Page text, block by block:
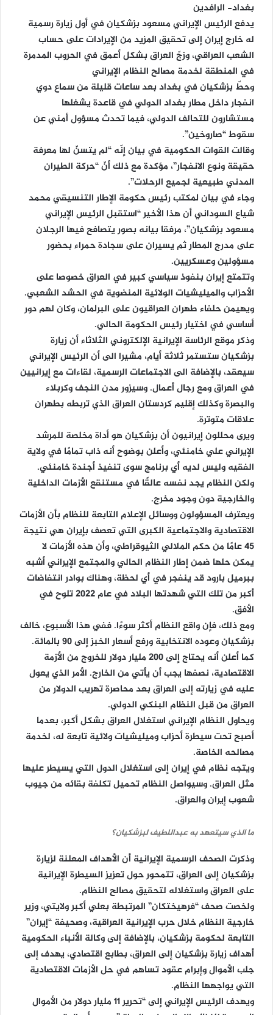
بغداد- الرافدين
يدفع الرئيس الإيراني مسعود بزشكیان في أول زيارة رسمية
له خارج إيران إلى تحقيق المزيد من الإيرادات على حساب
الشعب العراقي، وزجّ العراق بشكل أعمق في الحروب المدمرة
في المنطقة لخدمة مصالح النظام الإيراني
وحطّ بزشكيان في بغداد بعد ساعات قليلة من سماع دوي
انفجار داخل مطار بغداد الدولي في قاعدة يشغلها
مستشارون للتحالف الدولي، فيما تحدث مسؤول أمني عن
سقوط “صاروخين”.
وقالت القوات الحكومية في بيان إنّه “لم يتسنّ لها معرفة
حقيقة ونوع الانفجار”، مؤكدة مع ذلك أنّ “حركة الطيران
المدني طبيعية لجميع الرحلات”.
وجاء في بيان لمكتب رئيس حكومة الإطار التنسيقي محمد
شياع السوداني أن هذا الأخير “استقبل الرئيس الإيراني
مسعود بزشكيان”، مرفقا بيانه بصور يتصافح فيها الرجلان
على مدرج المطار ثم يسيران على سجادة حمراء بحضور
مسؤولين وعسكريين.
وتتمتع إيران بنفوذ سياسي كبير في العراق خصوصا على
الأحزاب والميليشيات الولائية المنضوية في الحشد الشعبي.
ويهيمن حلفاء طهران العراقيون على البرلمان، وكان لهم دور
أساسي في اختيار رئيس الحكومة الحالي.
وذكر موقع الرئاسة الإيرانية الإلكتروني الثلاثاء أن زيارة
بزشكيان ستستمر ثلاثة أيام، مشيرا الى أن الرئيس الإيراني
سيعقد، بالإضافة الى الاجتماعات الرسمية، لقاءات مع إيرانيين
في العراق ومع رجال أعمال. وسيزور مدن النجف وكربلاء
والبصرة وكذلك إقليم كردستان العراق الذي تربطه بطهران
علاقات متوترة.
ويرى محللون إيرانيون أن بزشكیان هو أداة مخلصة للمرشد
الإيراني علي خامنئي، وأعلن بوضوح أنه ذاب تمامًا في ولاية
الفقيه وليس لديه أي برنامج سوى تنفيذ أجندة خامنئي.
ولكن النظام يجد نفسه عالقًا في مستنقع الأزمات الداخلية
والخارجية دون وجود مخرج.
ويعترف المسؤولون ووسائل الإعلام التابعة للنظام بأن الأزمات
الاقتصادية والاجتماعية الكبرى التي تعصف بإيران هي نتيجة
45 عامًا من حكم الملالي الثيوقراطي، وأن هذه الأزمات لا
يمكن حلها ضمن إطار النظام الحالي والمجتمع الإيراني أشبه
ببرميل بارود قد ينفجر في أي لحظة، وهناك بوادر انتفاضات
أكبر من تلك التي شهدتها البلاد في عام 2022 تلوح في
الأفق.
ومع ذلك، فإن واقع النظام أكثر سوءًا. ففي هذا الأسبوع، خالف
بزشكيان وعوده الانتخابية ورفع أسعار الخبز إلى 90 بالمائة.
كما أعلن أنه يحتاج إلى 200 مليار دولار للخروج من الأزمة
الاقتصادية، نصفها يجب أن يأتي من الخارج. الأمر الذي يعول
عليه في زيارته إلى العراق بعد محاصرة تهريب الدولار من
العراق من قبل النظام البنكي الدولي.
ويحاول النظام الإيراني استغلال العراق بشكل أكبر، بعدما
أصبح تحت سيطرة أحزاب وميليشيات ولائية تابعة له، لخدمة
مصالحه الخاصة.
ويتجه نظام في إيران إلى استغلال الدول التي يسيطر عليها
مثل العراق. وسيواصل النظام تحميل تكلفة بقائه من جيوب
شعوب إيران والعراق.
ما الذي سيتعهد به عبداللطيف لبزشكيان؟
وذكرت الصحف الرسمية الإيرانية أن الأهداف المعلنة لزيارة
بزشكيان إلى العراق، تتمحور حول تعزيز السيطرة الإيرانية
على العراق واستغلاله لتحقيق مصالح النظام.
ولخصت صحف “فرهیختكان” المرتبطة بعلي أكبر ولايتي، وزير
خارجية النظام خلال حرب الإيرانية العراقية، وصحيفة “إيران”
التابعة لحكومة بزشكيان، بالإضافة إلى وكالة الأنباء الحكومية
أهداف زيارة بزشكيان إلى العراق، بطابع اقتصادي، يهدف إلى
جلب الأموال وإبرام عقود تساهم في حل الأزمات الاقتصادية
التي يواجهها النظام.
ويهدف الرئيس الإيراني إلى “تحرير 11 مليار دولار من الأموال